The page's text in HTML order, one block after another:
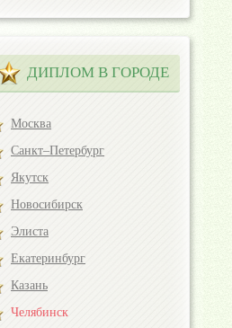
ДИПЛОМ В ГОРОДЕ
Москва
Санкт–Петербург
Якутск
Новосибирск
Элиста
Екатеринбург
Казань
Челябинск